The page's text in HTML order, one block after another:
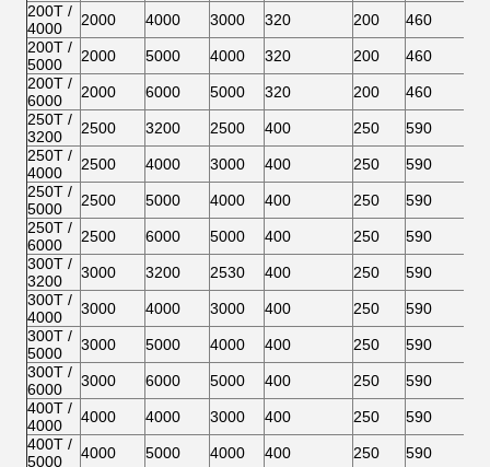
200T /
4000
2000 4000 3000 320 200
460
200T /
5000
2000 5000 4000 320 200
460
200T /
6000
2000 6000 5000 320 200
460
250T /
3200
2500 3200 2500 400 250
590
250T /
4000
2500 4000 3000 400 250
590
250T /
5000
2500 5000 4000 400 250
590
250T /
6000
2500 6000 5000 400 250
590
300T /
3200
3000 3200 2530 400 250
590
300T /
4000
3000 4000 3000 400 250
590
300T /
5000
3000 5000 4000 400 250
590
300T /
6000
3000 6000 5000 400 250
590
400T /
4000
4000 4000 3000 400 250
590
400T /
5000
4000 5000 4000 400 250
590